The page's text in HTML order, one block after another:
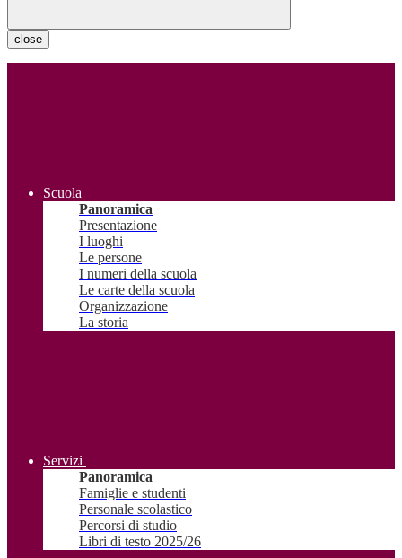
close
Scuola
Panoramica
Presentazione
I luoghi
Le persone
I numeri della scuola
Le carte della scuola
Organizzazione
La storia
Servizi
Panoramica
Famiglie e studenti
Personale scolastico
Percorsi di studio
Libri di testo 2025/26